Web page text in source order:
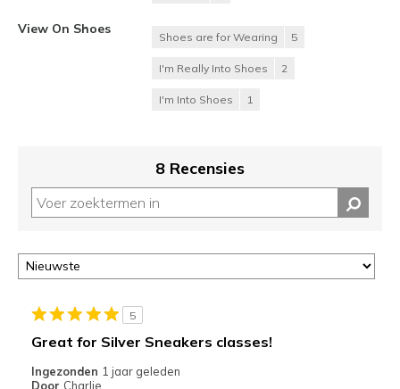
View On Shoes
Shoes are for Wearing 5
I'm Really Into Shoes 2
I'm Into Shoes 1
8 Recensies
5
Great for Silver Sneakers classes!
Ingezonden 1 jaar geleden
Door Charlie